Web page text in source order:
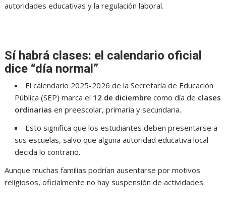
autoridades educativas y la regulación laboral.
Sí habrá clases: el calendario oficial
dice “día normal”
El calendario 2025-2026 de la Secretaría de Educación
Pública (SEP) marca el 12 de diciembre como día de clases
ordinarias en preescolar, primaria y secundaria.
Esto significa que los estudiantes deben presentarse a
sus escuelas, salvo que alguna autoridad educativa local
decida lo contrario.
Aunque muchas familias podrían ausentarse por motivos
religiosos, oficialmente no hay suspensión de actividades.